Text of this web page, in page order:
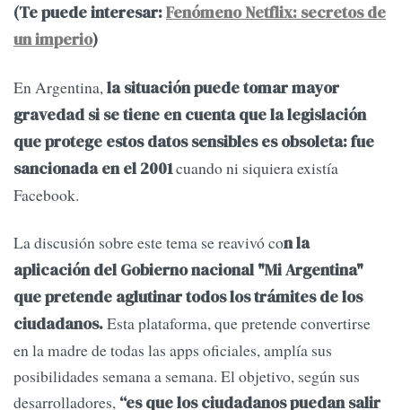
(Te puede interesar:Fenómeno Netflix: secretos de
un imperio)
En Argentina,la situación puede tomar mayor
gravedad si se tiene en cuenta que la legislación
que protege estos datos sensibles es obsoleta: fue
sancionada en el 2001cuando ni siquiera existía
Facebook.
La discusión sobre este tema se reavivó con la
aplicación del Gobierno nacional "Mi Argentina"
que pretende aglutinar todos los trámites de los
ciudadanos.Esta plataforma, que pretende convertirse
en la madre de todas las apps oficiales, amplía sus
posibilidades semana a semana. El objetivo, según sus
desarrolladores, “es que los ciudadanos puedan salir